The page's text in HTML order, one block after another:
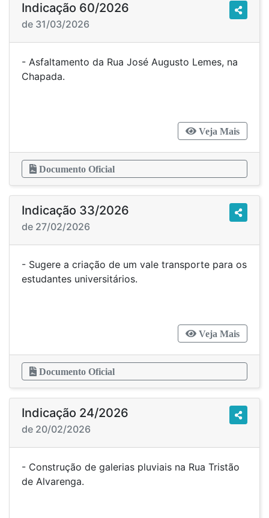
Indicação 60/2026
de 31/03/2026
- Asfaltamento da Rua José Augusto Lemes, na
Chapada.
Veja Mais
Documento Oficial
Indicação 33/2026
de 27/02/2026
- Sugere a criação de um vale transporte para os
estudantes universitários.
Veja Mais
Documento Oficial
Indicação 24/2026
de 20/02/2026
- Construção de galerias pluviais na Rua Tristão
de Alvarenga.